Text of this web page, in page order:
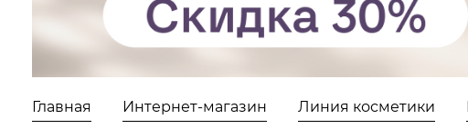
Главная Интернет-магазин Линия косметики